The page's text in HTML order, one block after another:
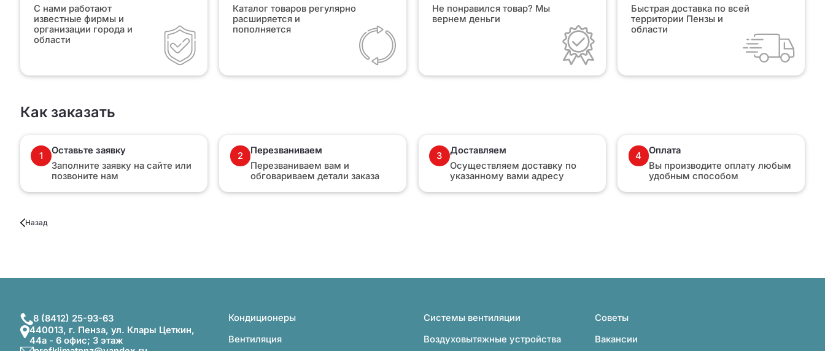
С нами работают
известные фирмы и
организации города и
области
Каталог товаров регулярно
расширяется и
пополняется
Не понравился товар? Мы
вернем деньги
Быстрая доставка по всей
территории Пензы и
области
Как заказать
1
Оставьте заявку
Заполните заявку на сайте или
позвоните нам
2
Перезваниваем
Перезваниваем вам и
обговариваем детали заказа
3
Доставляем
Осуществляем доставку по
указанному вами адресу
4
Оплата
Вы производите оплату любым
удобным способом
Назад
8 (8412) 25-93-63
440013, г. Пенза, ул. Клары Цеткин,
44а - 6 офис; 3 этаж
Кондиционеры
Вентиляция
Системы вентиляции
Воздуховытяжные устройства
Советы
Вакансии